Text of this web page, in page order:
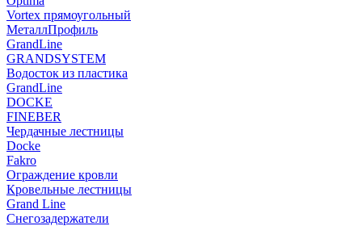
Vortex прямоугольный
МеталлПрофиль
GrandLine
GRANDSYSTEM
Водосток из пластика
GrandLine
DOCKE
FINEBER
Чердачные лестницы
Docke
Fakro
Ограждение кровли
Кровельные лестницы
Grand Line
Снегозадержатели